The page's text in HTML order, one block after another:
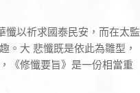
懺以祈求國泰民安，而在太監
。大 悲懺既是依此為雛型，
《修懺要旨》是一份相當重